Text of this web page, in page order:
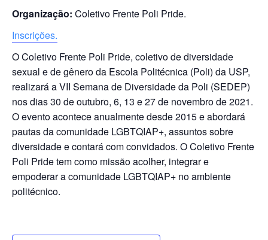
Organização: Coletivo Frente Poli Pride.
Inscrições.
O Coletivo Frente Poli Pride, coletivo de diversidade
sexual e de gênero da Escola Politécnica (Poli) da USP,
realizará a VII Semana de Diversidade da Poli (SEDEP)
nos dias 30 de outubro, 6, 13 e 27 de novembro de 2021.
O evento acontece anualmente desde 2015 e abordará
pautas da comunidade LGBTQIAP+, assuntos sobre
diversidade e contará com convidados. O Coletivo Frente
Poli Pride tem como missão acolher, integrar e
empoderar a comunidade LGBTQIAP+ no ambiente
politécnico.